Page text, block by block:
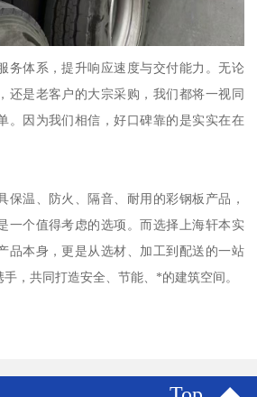
务体系，提升响应速度与交付能力。无论
还是老客户的大宗采购，我们都将一视同
。因为我们相信，好口碑靠的是实实在在
保温、防火、隔音、耐用的彩钢板产品，
一个值得考虑的选项。而选择上海轩本实
品本身，更是从选材、加工到配送的一站
，共同打造安全、节能、*的建筑空间。